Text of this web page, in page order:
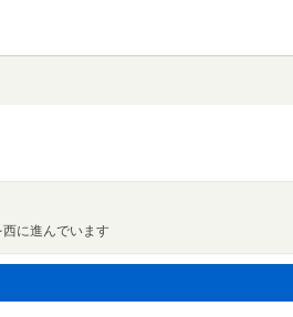
に進んでいます